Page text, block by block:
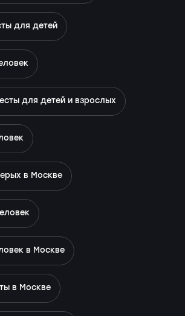
для детей
для детей и взрослых
в Москве
в Москве
в Москве